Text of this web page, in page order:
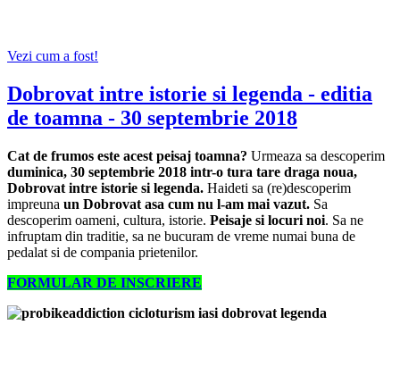
Vezi cum a fost!
Dobrovat intre istorie si legenda - editia
de toamna - 30 septembrie 2018
Cat de frumos este acest peisaj toamna? Urmeaza sa descoperim
duminica, 30 septembrie 2018 intr-o tura tare draga noua,
Dobrovat intre istorie si legenda. Haideti sa (re)descoperim
impreuna un Dobrovat asa cum nu l-am mai vazut. Sa
descoperim oameni, cultura, istorie. Peisaje si locuri noi. Sa ne
infruptam din traditie, sa ne bucuram de vreme numai buna de
pedalat si de compania prietenilor.
FORMULAR DE INSCRIERE